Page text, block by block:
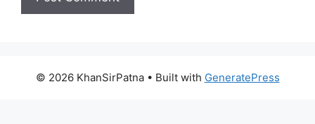
© 2026 KhanSirPatna• Built with GeneratePress